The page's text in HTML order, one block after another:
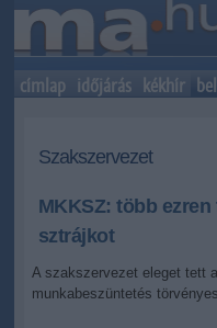
címlap időjárás kékhír
Szakszervezet
MKKSZ: több
sztrájkot
A szakszervezet eleget tett
munkabeszüntetés